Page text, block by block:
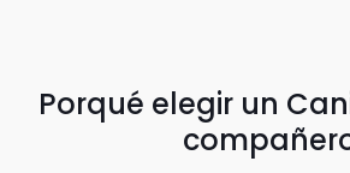
Porqué elegir un